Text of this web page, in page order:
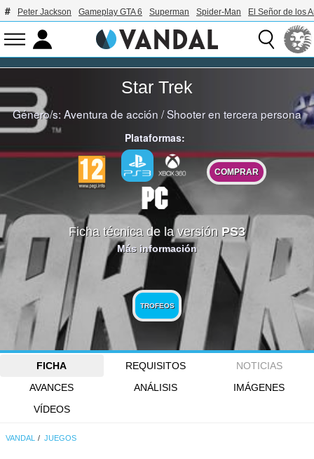
Peter Jackson Gameplay GTA 6 Superman Spider-Man El Señor de los
Star Trek
Género/s: Aventura de acción /Shooter en tercera persona
Plataformas:
COMPRAR
Ficha técnica de la versión PS3
Más información
TROFEOS
FICHA REQUISITOS
NOTICIAS
AVANCES
ANÁLISIS
IMÁGENES
VÍDEOS
VANDAL JUEGOS